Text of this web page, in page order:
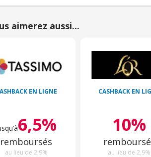
aimerez aussi...
EN LIGNE
6,5%
remboursés
au lieu de 2,9%
CASHBACK EN
10%
au lieu de 2,9%